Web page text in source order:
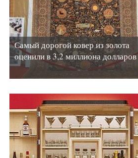
Самый дорогой ковер из золота
оценили в 3,2 миллиона долларов